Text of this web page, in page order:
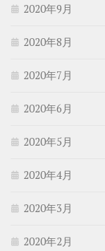
2020年9月
2020年8月
2020年7月
2020年6月
2020年5月
2020年4月
2020年3月
2020年2月